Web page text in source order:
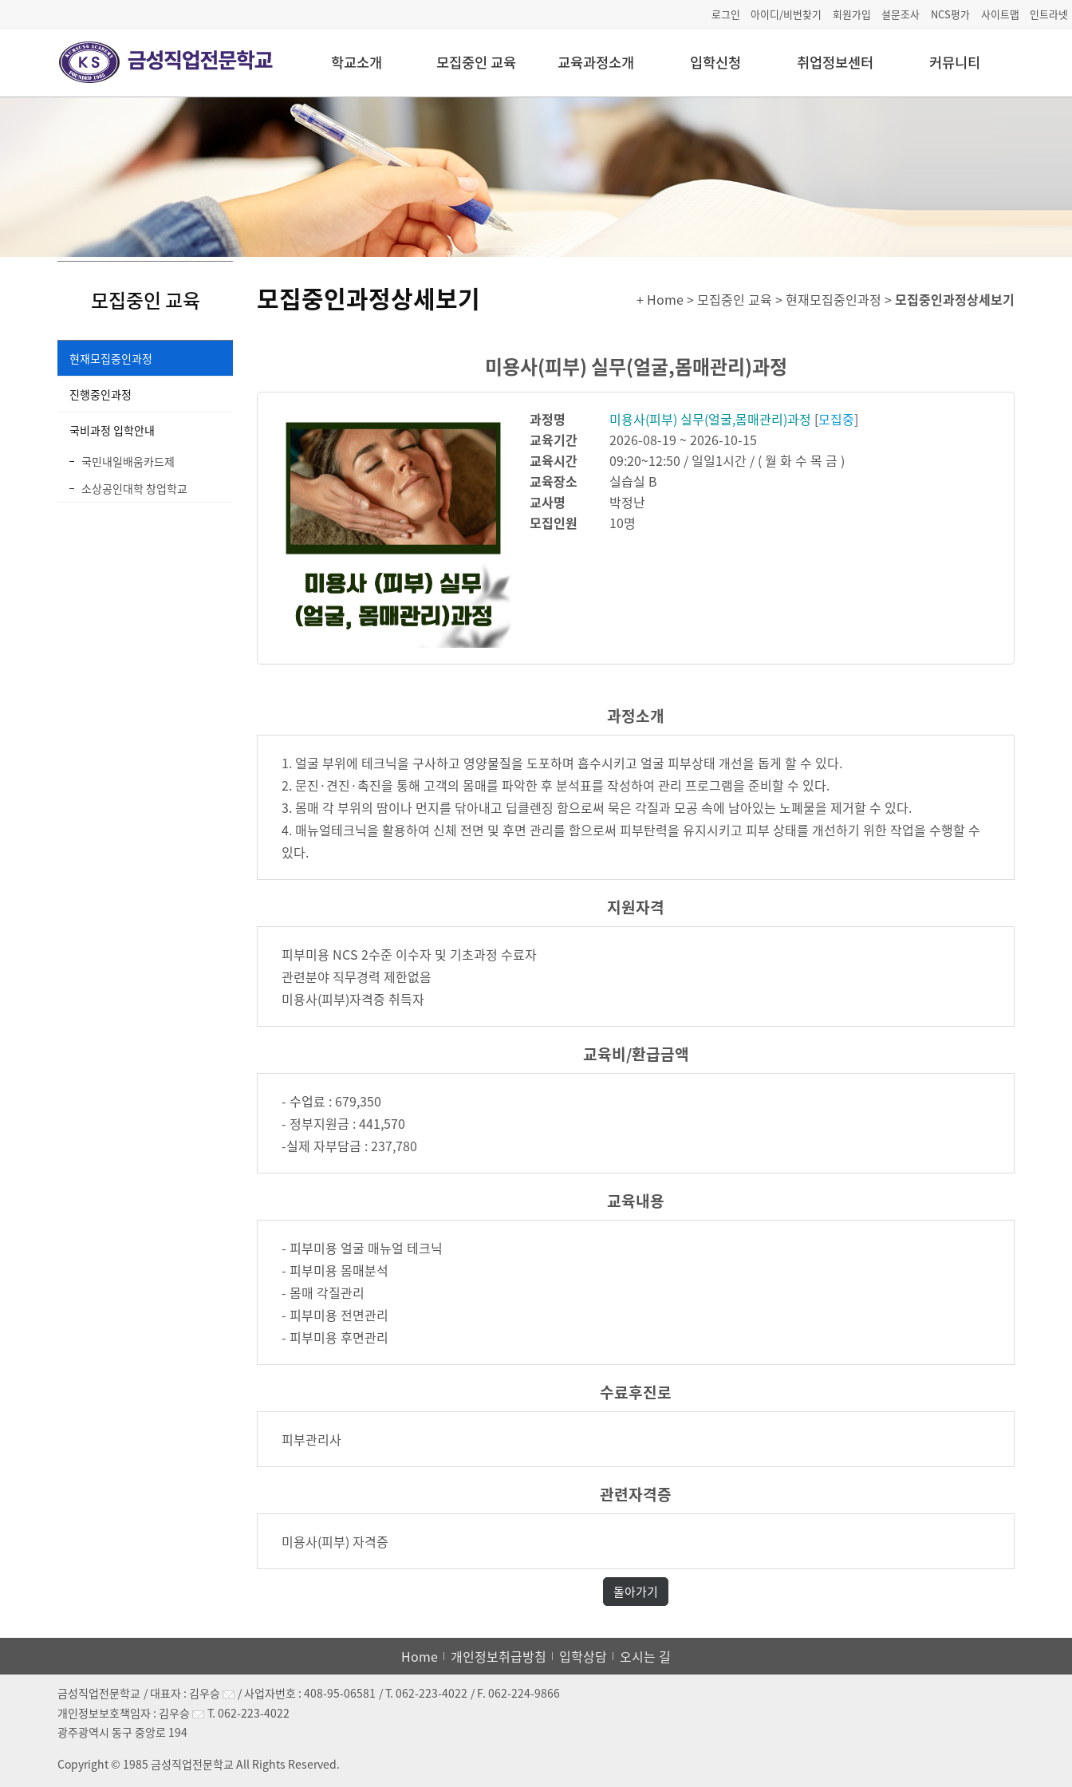
로그인 아이디/비번찾기 회원가입 설문조사 NCS평가 사이트맵 인트라넷
학교소개 모집중인 교육 교육과정소개 입학신청 취업정보센터 커뮤니티
모집중인 교육
현재모집중인과정
진행중인과정
국비과정 입학안내
국민내일배움카드제
소상공인대학 창업학교
모집중인과정상세보기 + Home> 모집중인 교육 > 현재모집중인과정 >모집중인과정상세보기
미용사(피부) 실무(얼굴,몸매관리)과정
과정명 미용사(피부) 실무(얼굴,몸매관리)과정 [모집중]
교육기간
2026-08-19 ~ 2026-10-15
교육시간
09:20~12:50 / 일일1시간 / ( 월 화 수 목 금 )
교육장소
실습실 B
교사명
박정난
모집인원
10명
과정소개
1. 얼굴 부위에 테크닉을 구사하고 영양물질을 도포하며 흡수시키고 얼굴 피부상태 개선을 돕게 할 수 있다.
2. 문진·견진·촉진을 통해 고객의 몸매를 파악한 후 분석표를 작성하여 관리 프로그램을 준비할 수 있다.
3. 몸매 각 부위의 땀이나 먼지를 닦아내고 딥클렌징 함으로써 묵은 각질과 모공 속에 남아있는 노폐물을 제거할 수 있다.
4. 매뉴얼테크닉을 활용하여 신체 전면 및 후면 관리를 함으로써 피부탄력을 유지시키고 피부 상태를 개선하기 위한 작업을 수행할 수
있다.
지원자격
피부미용 NCS 2수준 이수자 및 기초과정 수료자
관련분야 직무경력 제한없음
미용사(피부)자격증 취득자
교육비/환급금액
- 수업료 : 679,350
- 정부지원금 : 441,570
-실제 자부담금 : 237,780
교육내용
- 피부미용 얼굴 매뉴얼 테크닉
- 피부미용 몸매분석
- 몸매 각질관리
- 피부미용 전면관리
- 피부미용 후면관리
수료후진로
피부관리사
관련자격증
미용사(피부) 자격증
돌아가기
Home 개인정보취급방침 입학상담 오시는 길
금성직업전문학교 / 대표자 : 김우승 / 사업자번호 : 408-95-06581 / T. 062-223-4022 / F. 062-224-9866
개인정보보호책임자 : 김우승 T. 062-223-4022
광주광역시 동구 중앙로 194
Copyright © 1985 금성직업전문학교 All Rights Reserved.